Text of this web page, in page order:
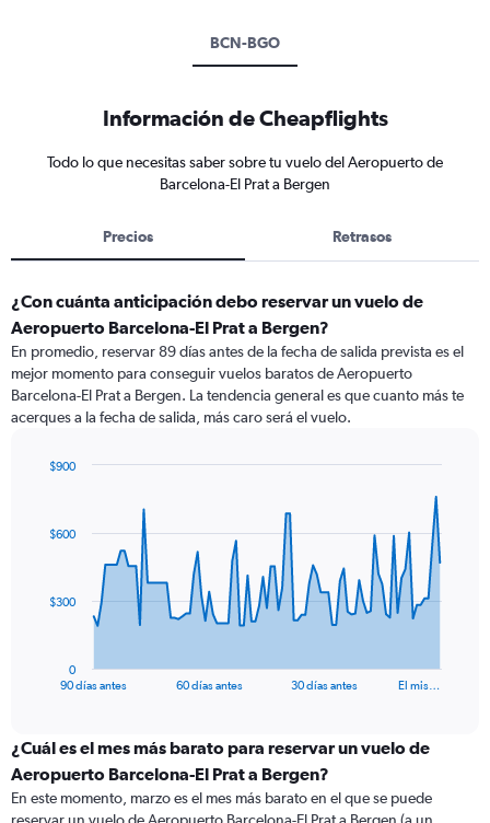
BCN-BGO
Información de Cheapflights
Todo lo que necesitas saber sobre tu vuelo del Aeropuerto de
Barcelona-El Prat a Bergen
Precios Retrasos
¿Con cuánta anticipación debo reservar un vuelo de
Aeropuerto Barcelona-El Prat a Bergen?
En promedio, reservar 89 días antes de la fecha de salida prevista es el
mejor momento para conseguir vuelos baratos de Aeropuerto
Barcelona-El Prat a Bergen. La tendencia general es que cuanto más te
acerques a la fecha de salida, más caro será el vuelo.
data
The
categories.
Range:
91
categories.
90 días antes 60 días antes 30 días antes El mis…
0
$300
$600
$900
¿Cuál es el mes más barato para reservar un vuelo de
Aeropuerto Barcelona-El Prat a Bergen?
En este momento, marzo es el mes más barato en el que se puede